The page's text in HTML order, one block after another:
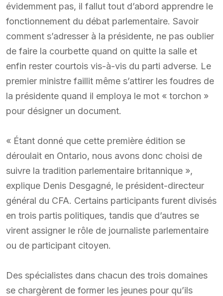
évidemment pas, il fallut tout d’abord apprendre le
fonctionnement du débat parlementaire. Savoir
comment s’adresser à la présidente, ne pas oublier
de faire la courbette quand on quitte la salle et
enfin rester courtois vis-à-vis du parti adverse. Le
premier ministre faillit même s’attirer les foudres de
la présidente quand il employa le mot « torchon »
pour désigner un document.
« Étant donné que cette première édition se
déroulait en Ontario, nous avons donc choisi de
suivre la tradition parlementaire britannique »,
explique Denis Desgagné, le président-directeur
général du CFA. Certains participants furent divisés
en trois partis politiques, tandis que d’autres se
virent assigner le rôle de journaliste parlementaire
ou de participant citoyen.
Des spécialistes dans chacun des trois domaines
se chargèrent de former les jeunes pour qu’ils